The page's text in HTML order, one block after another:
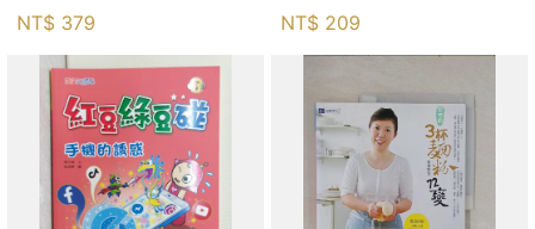
NT$ 379
胡妙芬
NT$ 209